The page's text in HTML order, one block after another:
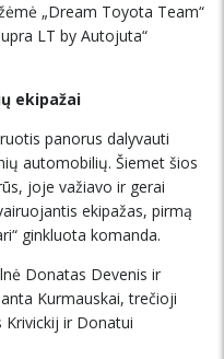
„Dream Toyota Team“
LT by Autojuta“
ekipažai
panorus dalyvauti
automobilių. Šiemet šios
joje važiavo ir gerai
ekipažas, pirmą
ginkluota komanda.
Donatas Devenis ir
Kurmauskai, trečioji
Krivickij ir Donatui